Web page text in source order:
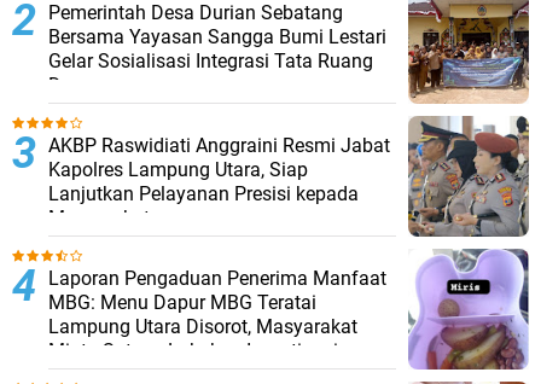
Pemerintah Desa Durian Sebatang
Bersama Yayasan Sangga Bumi Lestari
Gelar Sosialisasi Integrasi Tata Ruang
Desa
AKBP Raswidiati Anggraini Resmi Jabat
Kapolres Lampung Utara, Siap
Lanjutkan Pelayanan Presisi kepada
Masyarakat
Laporan Pengaduan Penerima Manfaat
MBG: Menu Dapur MBG Teratai
Lampung Utara Disorot, Masyarakat
Minta Satgas Lakukan Investigasi